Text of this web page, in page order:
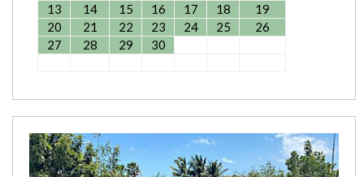
13
14 15 16 17 18
19
20
21 22 23 24 25
26
27
28 29 30